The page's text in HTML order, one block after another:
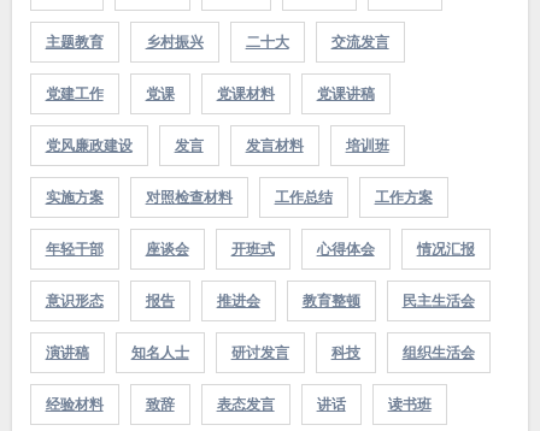
主题教育 乡村振兴 二十大 交流发言
党建工作 党课 党课材料 党课讲稿
党风廉政建设 发言 发言材料 培训班
实施方案 对照检查材料 工作总结 工作方案
年轻干部 座谈会 开班式 心得体会 情况汇报
意识形态 报告 推进会 教育整顿 民主生活会
演讲稿 知名人士 研讨发言 科技 组织生活会
经验材料 致辞 表态发言 讲话 读书班